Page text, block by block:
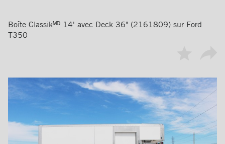
Boîte Classikᴹᴰ 14' avec Deck 36" (2161809) sur Ford
T350
aux
favoris